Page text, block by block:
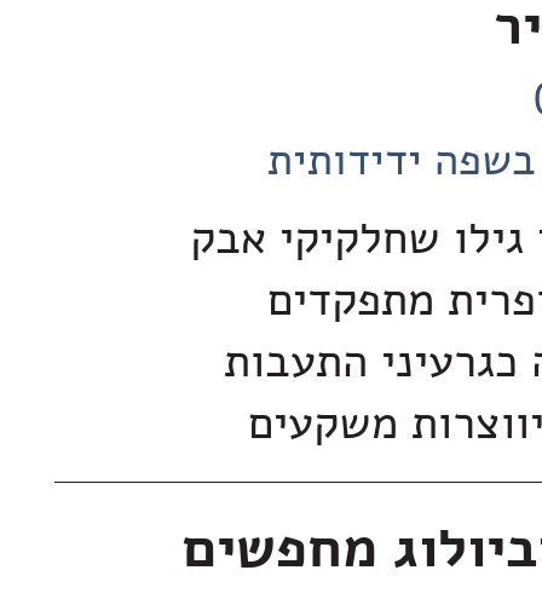
ידידותית
גילו שחלקיקי אבק
מתפקדים
כגרעיני התעבות
משקעים
מחפשים